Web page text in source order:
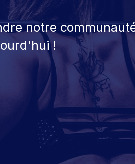
notre
!